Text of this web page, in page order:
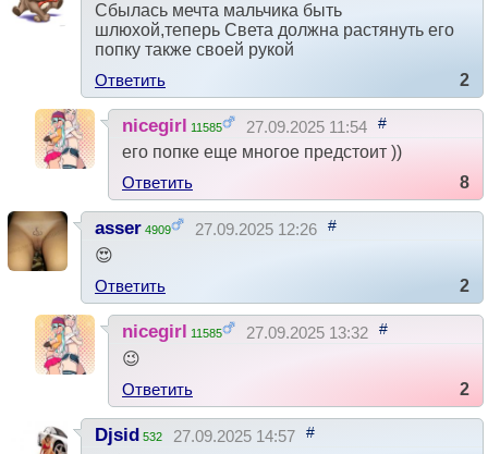
Сбылась мечта мальчика быть
шлюхой,теперь Света должна растянуть его
попку также своей рукой
Ответить
2
nicegirl 11585 27.09.2025 11:54 #
его попке еще многое предстоит ))
Ответить
8
asser 4909 27.09.2025 12:26 #
😍
Ответить
2
nicegirl 11585 27.09.2025 13:32 #
😉
Ответить
2
Djsid 532 27.09.2025 14:57 #